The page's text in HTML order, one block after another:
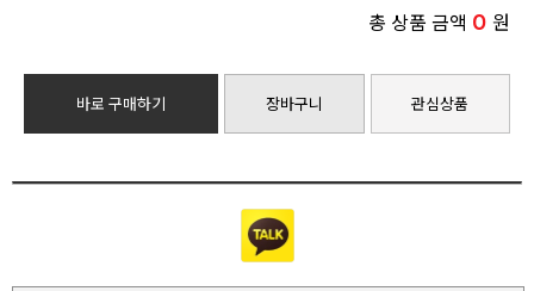
총 상품 금액 0 원
바로 구매하기 장바구니 관심상품